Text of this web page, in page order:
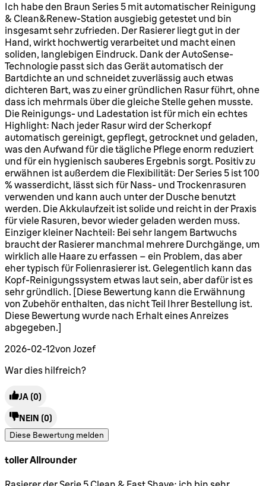
5 Sterne von maximal 5
Ich habe den Braun Series 5 mit automatischer Reinigung
& Clean&Renew-Station ausgiebig getestet und bin
insgesamt sehr zufrieden. Der Rasierer liegt gut in der
Hand, wirkt hochwertig verarbeitet und macht einen
soliden, langlebigen Eindruck. Dank der AutoSense-
Technologie passt sich das Gerät automatisch der
Bartdichte an und schneidet zuverlässig auch etwas
dichteren Bart, was zu einer gründlichen Rasur führt, ohne
dass ich mehrmals über die gleiche Stelle gehen musste.
Die Reinigungs- und Ladestation ist für mich ein echtes
Highlight: Nach jeder Rasur wird der Scherkopf
automatisch gereinigt, gepflegt, getrocknet und geladen,
was den Aufwand für die tägliche Pflege enorm reduziert
und für ein hygienisch sauberes Ergebnis sorgt. Positiv zu
erwähnen ist außerdem die Flexibilität: Der Series 5 ist 100
% wasserdicht, lässt sich für Nass- und Trockenrasuren
verwenden und kann auch unter der Dusche benutzt
werden. Die Akkulaufzeit ist solide und reicht in der Praxis
für viele Rasuren, bevor wieder geladen werden muss.
Einziger kleiner Nachteil: Bei sehr langem Bartwuchs
braucht der Rasierer manchmal mehrere Durchgänge, um
wirklich alle Haare zu erfassen – ein Problem, das aber
eher typisch für Folienrasierer ist. Gelegentlich kann das
Kopf-Reinigungssystem etwas laut sein, aber dafür ist es
sehr gründlich. [Diese Bewertung kann die Erwähnung
von Zubehör enthalten, das nicht Teil Ihrer Bestellung ist.
Diese Bewertung wurde nach Erhalt eines Anreizes
abgegeben.]
2026-02-12von Jozef
War dies hilfreich?
JA (0)
NEIN (0)
Diese Bewertung melden
toller Allrounder